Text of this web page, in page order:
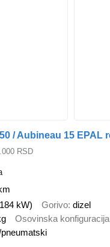
RSD
kW) Gorivo dizel
Osovinska konfiguracija